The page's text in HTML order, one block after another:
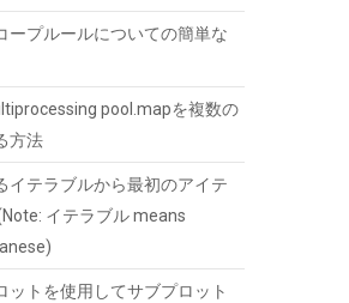
ト 600W ATX 電源 80
PC電源 12cm静音ファン
REV2.0
) GBP 17.67 (2026-08-07 04:03
はこちら
ープルールについての簡単な
pool.mapを複数の
方法
イテラブルから最初のアイテ
イテラブル means
ットを使用してサブプロット